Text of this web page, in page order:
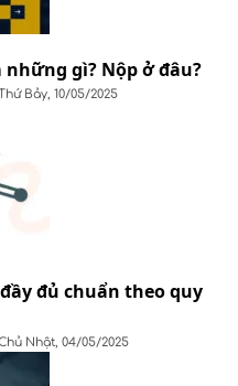
những gì? Nộp ở đâu?
Bảy, 10/05/2025
đủ chuẩn theo quy
Nhật, 04/05/2025